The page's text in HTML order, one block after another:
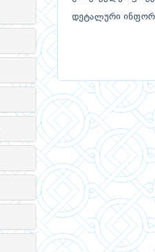
დეტალური